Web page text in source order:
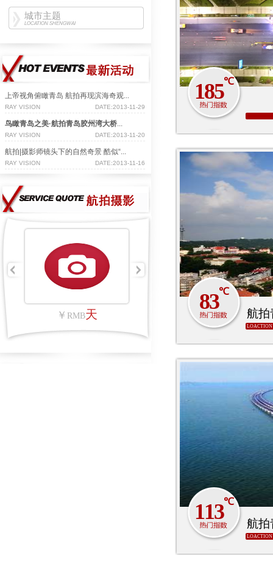
城市主题
LOCATION SHENGWAI
上帝视角俯瞰青岛 航拍再现滨海奇观...
RAY VISION DATE:2013-11-29
鸟瞰青岛之美·航拍青岛胶州湾大桥...
RAY VISION DATE:2013-11-20
航拍|摄影师镜头下的自然奇景 酷似“...
RAY VISION DATE:2013-11-16
￥ RMB天
185℃
迎接上合峰会，
83℃
航拍
LOACTION
113℃
航拍
LOACTION